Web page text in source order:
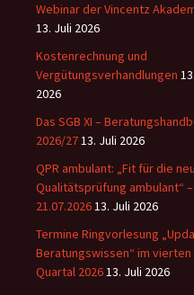
Webinar der Vincentz
13. Juli 2026
Kostenrechnung und
Vergütungsverhandlungen
2026
Das SGB XI –
2026/2713. Juli 2026
QPR ambulant: „Fit für die
Qualitätsprüfung ambulant“ –
21.07.202613. Juli 2026
Termine Ringvorlesung
Beratungswissen“ im vierten
Quartal 202613. Juli 2026